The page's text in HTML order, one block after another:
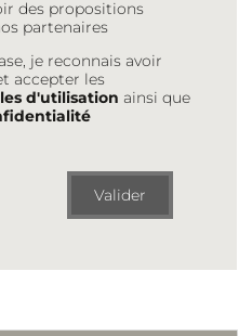
des propositions
partenaires
je reconnais avoir
accepter les
d'utilisation ainsi que
Valider